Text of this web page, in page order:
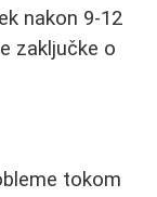
nakon 9-12
zaključke o
tokom